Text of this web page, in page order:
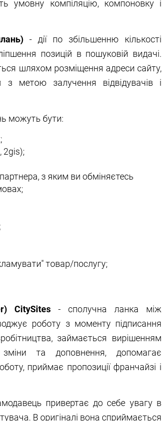
умовну компіляцію, компоновку і
- дії по збільшенню кількості
позицій в пошуковій видачі.
шляхом розміщення адреси сайту,
метою залучення відвідувачів і
можуть бути:
2gis);
з яким ви обміняєтесь
товар/послугу;
CitySites - сполучна ланка між
роботу з моменту підписання
займається вирішенням
та доповнення, допомагає
приймає пропозиції франчайзі і
привертає до себе увагу в
В оригіналі вона сприймається